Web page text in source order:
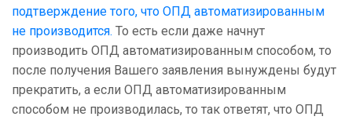
подтверждение того, что ОПД автоматизированным
не производится. То есть если даже начнут
производить ОПД автоматизированным способом, то
после получения Вашего заявления вынуждены будут
прекратить, а если ОПД автоматизированным
способом не производилась, то так ответят, что ОПД